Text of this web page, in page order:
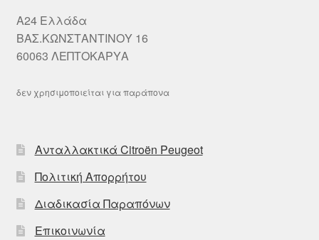
A24 Ελλάδα
ΒΑΣ.ΚΩΝΣΤΑΝΤΙΝΟΥ 16
60063 ΛΕΠΤΟΚΑΡΥΑ
δεν χρησιμοποιείται για παράπονα
Ανταλλακτικά Citroën Peugeot
Πολιτική Απορρήτου
Διαδικασία Παραπόνων
Επικοινωνία